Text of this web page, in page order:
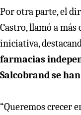
Por otra parte, el
Castro, llamó a más
iniciativa,
farmacias
Salcobrand se
“Queremos crecer